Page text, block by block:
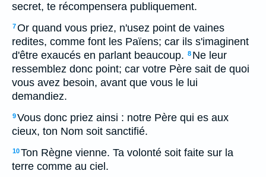
secret, te récompensera publiquement.
7Or quand vous priez, n'usez point de vaines
redites, comme font les Païens; car ils s'imaginent
d'être exaucés en parlant beaucoup. 8 Ne leur
ressemblez donc point; car votre Père sait de quoi
vous avez besoin, avant que vous le lui
demandiez.
9Vous donc priez ainsi : notre Père qui es aux
cieux, ton Nom soit sanctifié.
10Ton Règne vienne. Ta volonté soit faite sur la
terre comme au ciel.